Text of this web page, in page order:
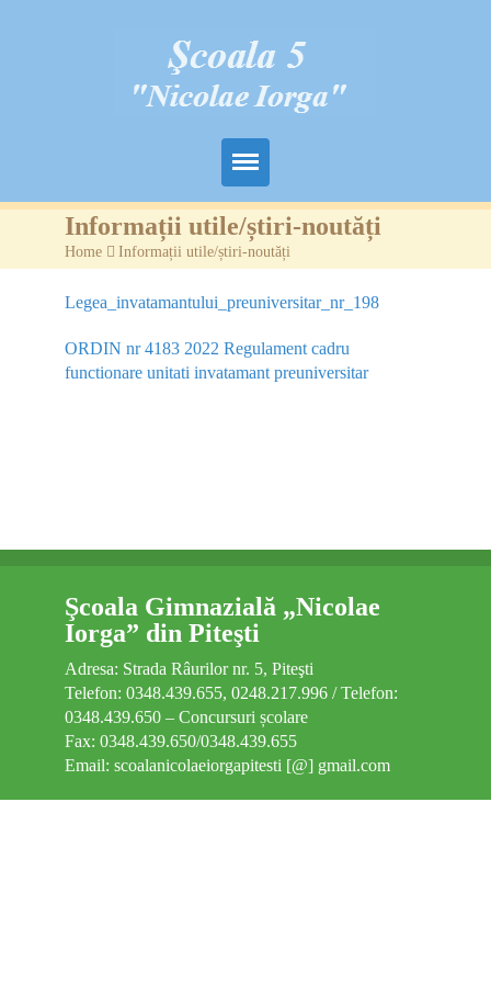
Acasă
Despre noi
Management
Elevi
Contact
Burse
Informații utile/știri-noutăți
Home > Informații utile/știri-noutăți
Legea_invatamantului_preuniversitar_nr_198
ORDIN nr 4183 2022 Regulament cadru
functionare unitati invatamant preuniversitar
Şcoala Gimnazială „Nicolae
Iorga” din Piteşti
Adresa: Strada Râurilor nr. 5, Piteşti
Telefon: 0348.439.655, 0248.217.996 / Telefon:
0348.439.650 – Concursuri școlare
Fax: 0348.439.650/0348.439.655
Email: scoalanicolaeiorgapitesti [@] gmail.com